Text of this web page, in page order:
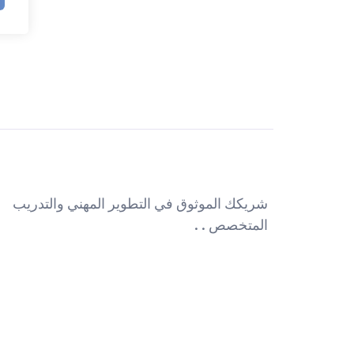
شريكك الموثوق في التطوير المهني والتدريب
المتخصص . .